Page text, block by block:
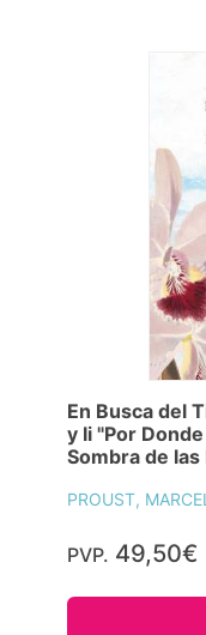
En Busca del
y Ii "Por
Sombra de
PROUST, MARCEL
PVP. 49,50€